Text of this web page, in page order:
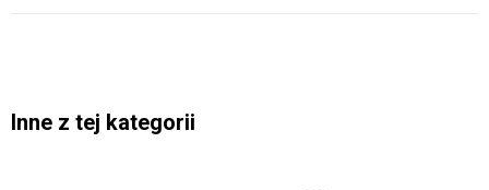
Inne z tej kategorii